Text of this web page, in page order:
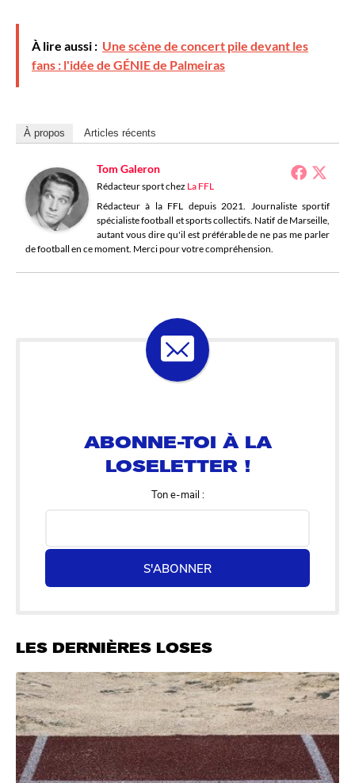
À lire aussi : Une scène de concert pile devant les
fans : l'idée de GÉNIE de Palmeiras
À propos Articles récents
Tom Galeron
Rédacteur sportchez La FFL
Rédacteur à la FFL depuis 2021. Journaliste sportif
spécialiste football et sports collectifs. Natif de Marseille,
autant vous dire qu'il est préférable de ne pas me parler
de football en ce moment. Merci pour votre compréhension.
Ton e-mail :
S'ABONNER
LES DERNIÈRES LOSES